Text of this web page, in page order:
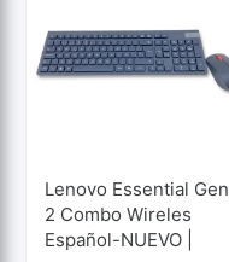
Lenovo Essential Gen
2 Combo Wireles
Español-NUEVO |